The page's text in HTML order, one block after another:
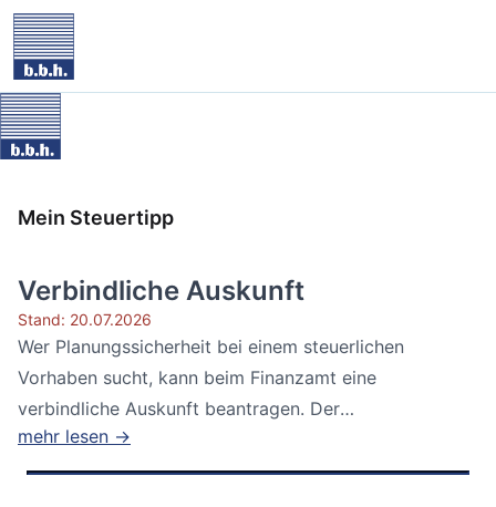
Mein Steuertipp
Verbindliche Auskunft
Stand: 20.07.2026
Wer Planungssicherheit bei einem steuerlichen
Vorhaben sucht, kann beim Finanzamt eine
verbindliche Auskunft beantragen. Der
Bundesfinanzhof...
mehr lesen →